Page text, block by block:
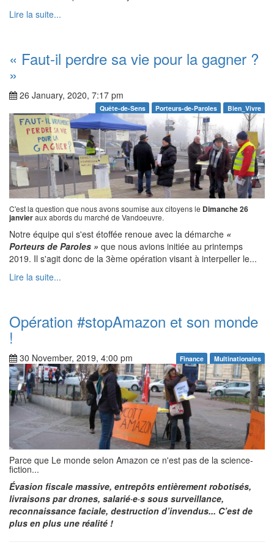
Lire la suite...
« Faut-il perdre sa vie pour la gagner ?
»
26 January, 2020, 7:17 pm
Quête-de-Sens Porteurs-de-Paroles Bien_Vivre
C'est la question que nous avons soumise aux citoyens le Dimanche 26
janvieraux abords du marché de Vandoeuvre.
Notre équipe qui s'est étoffée renoue avec la démarche «
Porteurs de Paroles » que nous avions initiée au printemps
2019. Il s'agit donc de la 3ème opération visant à interpeller le...
Lire la suite...
Opération #stopAmazon et son monde
!
30 November, 2019, 4:00 pm Finance Multinationales
Parce que Le monde selon Amazon ce n'est pas de la science-
fiction...
Évasion fiscale massive, entrepôts entièrement robotisés,
livraisons par drones, salarié·e·s sous surveillance,
reconnaissance faciale, destruction d’invendus... C’est de
plus en plus une réalité !